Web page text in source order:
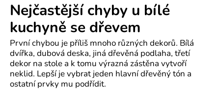
Nejčastější chyby u bílé
kuchyně se dřevem
První chybou je příliš mnoho různých dekorů. Bílá
dvířka, dubová deska, jiná dřevěná podlaha, třetí
dekor na stole a k tomu výrazná zástěna vytvoří
neklid. Lepší je vybrat jeden hlavní dřevěný tón a
ostatní prvky mu podřídit.